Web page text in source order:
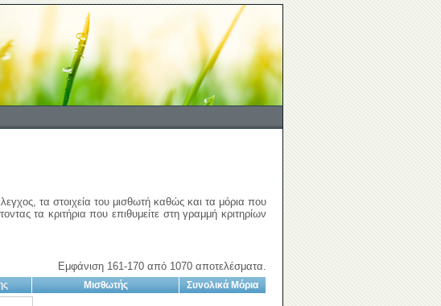
τα στοιχεία του μισθωτή καθώς και τα μόρια που
τα κριτήρια που επιθυμείτε στη γραμμή κριτηρίων
Εμφάνιση 161-170 από 1070 αποτελέσματα.
Μισθωτής Συνολικά Μόρια